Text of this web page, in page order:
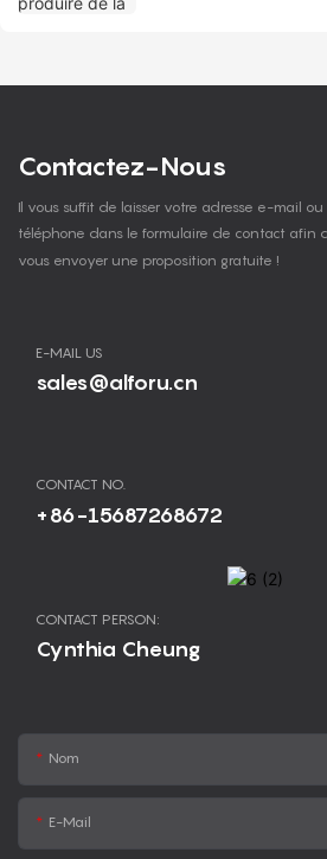
Contactez-Nous
Il vous suffit de laisser votre adresse e-mail
téléphone dans le formulaire de contact afin
vous envoyer une proposition gratuite !
E-MAIL US
sales@alforu.cn
CONTACT NO.
+86-15687268672
CONTACT PERSON:
Cynthia Cheung
Nom
E-Mail